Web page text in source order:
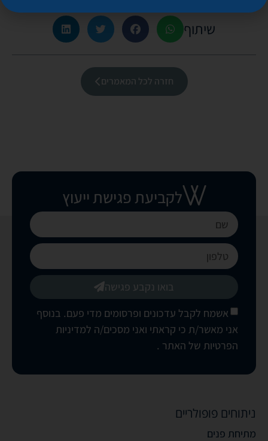
שיתוף
חזרה לכל המאמרים
לקביעת פגישת ייעוץ
אשמח לקבל עדכונים ופרסומים מדי פעם. בנוסף
אני מאשר/ת כי קראתי ואני מסכים/ה למדיניות
הפרטיות של האתר .
בואו נקבע פגישה
ניתוחים פופולריים
מתיחת פנים